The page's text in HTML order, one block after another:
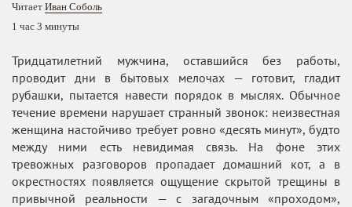
Читает Иван Соболь
1 час 3 минуты
Тридцатилетний мужчина, оставшийся без работы,
проводит дни в бытовых мелочах — готовит, гладит
рубашки, пытается навести порядок в мыслях. Обычное
течение времени нарушает странный звонок: неизвестная
женщина настойчиво требует ровно «десять минут», будто
между ними есть невидимая связь. На фоне этих
тревожных разговоров пропадает домашний кот, а в
окрестностях появляется ощущение скрытой трещины в
привычной реальности — с загадочным «проходом»,